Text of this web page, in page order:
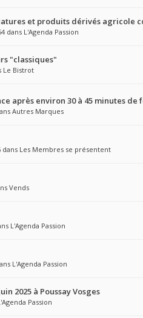
et produits dérivés agricole
dans L'Agenda Passion
"classiques"
Le Bistrot
après environ 30 à 45 minutes de
Autres Marques
dans Les Membres se présentent
Vends
L'Agenda Passion
L'Agenda Passion
2025 à Poussay Vosges
Passion